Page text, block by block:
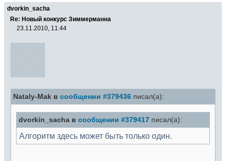
dvorkin_sacha
Re: Новый конкурс Зиммерманна
23.11.2010, 11:44
Nataly-Mak в сообщении #379436 писал(а):
dvorkin_sacha в сообщении #379417 писал(а):
Алгоритм здесь может быть только один.